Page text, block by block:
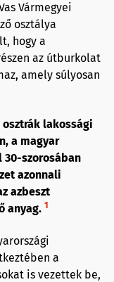
Vármegyei
osztálya
hogy a
az útburkolat
amely súlyosan
lakossági
a magyar
30-szorosában
azonnali
azbeszt
anyag. 1
a
is vezettek be,